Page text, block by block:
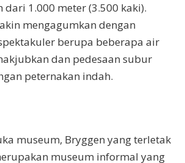
1.000 meter (3.500 kaki).
mengagumkan dengan
berupa beberapa air
dan pedesaan subur
peternakan indah.
museum, Bryggen yang terletak
museum informal yang